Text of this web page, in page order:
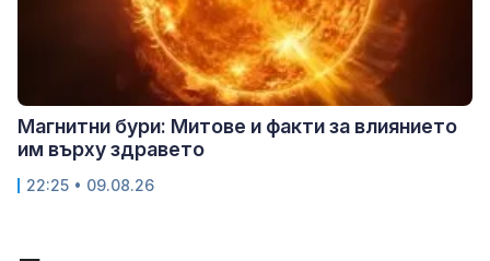
Магнитни бури: Митове и факти за влиянието
им върху здравето
22:25 • 09.08.26